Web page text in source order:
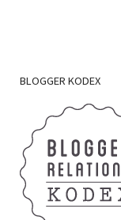
BLOGGER KODEX